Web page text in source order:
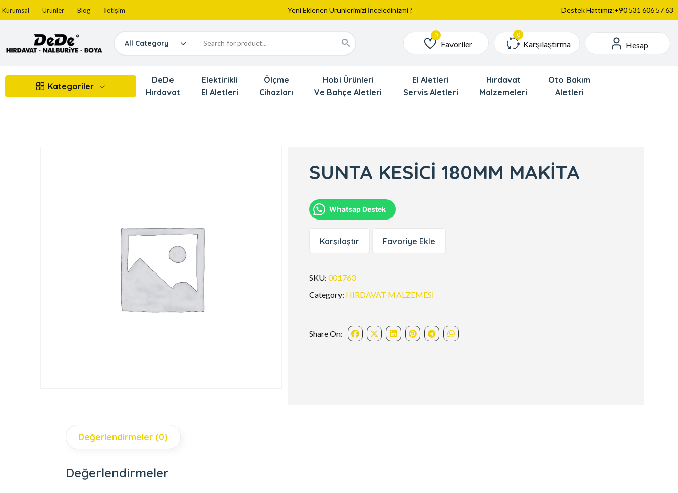
Kurumsal Ürünler Blog İletişim
Dede'den Çok Yakında İndirim Gekliyor !!!
Destek Hattımız:+90 531 606 57 63
All Category Favoriler
Favoriler Karşılaştırma Hesap
Kategoriler
DeDe
Hırdavat
Elektirikli
El Aletleri
Ölçme
Cihazları
Hobi Ürünleri
Ve Bahçe Aletleri
El Aletleri
Servis Aletleri
Hırdavat
Malzemeleri
Oto Bakım
Aletleri
SUNTA KESİCİ 180MM MAKİTA
Whatsap Destek
Karşılaştır Favoriye Ekle
SKU:001763
Category: HIRDAVAT MALZEMESİ
Share On:
Değerlendirmeler (0)
Değerlendirmeler